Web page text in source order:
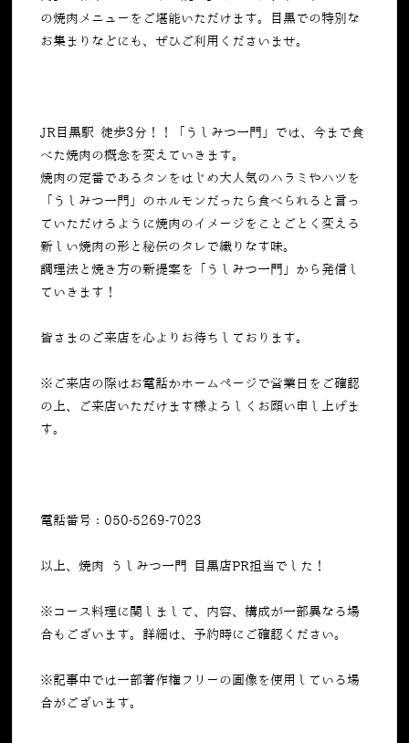
の焼肉メニューをご堪能いただけます。目黒での特別な
お集まりなどにも、ぜひご利用くださいませ。
JR目黒駅 徒歩3分！！「うしみつ一門」では、今まで食
べた焼肉の概念を変えていきます。
焼肉の定番であるタンをはじめ大人気のハラミやハツを
「うしみつ一門」のホルモンだったら食べられると言っ
ていただけるように焼肉のイメージをことごとく変える
新しい焼肉の形と秘伝のタレで織りなす味。
調理法と焼き方の新提案を「うしみつ一門」から発信し
ていきます！
皆さまのご来店を心よりお待ちしております。
※ご来店の際はお電話かホームページで営業日をご確認
の上、ご来店いただけます様よろしくお願い申し上げま
す。
電話番号：050-5269-7023
以上、焼肉 うしみつ一門 目黒店PR担当でした！
※コース料理に関しまして、内容、構成が一部異なる場
合もございます。詳細は、予約時にご確認ください。
※記事中では一部著作権フリーの画像を使用している場
合がございます。